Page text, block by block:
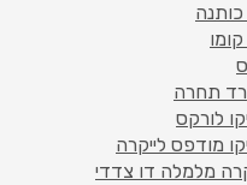
תחרה
לורקס
מודפס לייקרה
מלמלה דו צדדי